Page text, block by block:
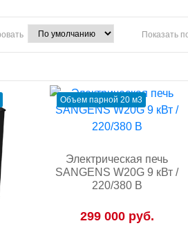
Показать
Объем парной 20 м3
Электрическая печь
SANGENS W20G 9 кВт /
220/380 В
299 000 руб.